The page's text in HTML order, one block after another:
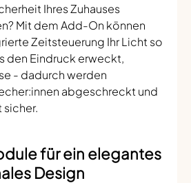
Ihres Zuhauses
Mit dem Add-On können
Zeitsteuerung Ihr Licht so
den Eindruck erweckt,
- dadurch werden
abgeschreckt und
sicher.
für ein elegantes
Design